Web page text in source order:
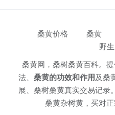
桑黄价格 桑黄
野
桑黄网，桑树桑黄百科。
法、 桑黄的功效和作用 及桑
展、桑树桑黄真实交易记录
桑黄杂树黄，买对正